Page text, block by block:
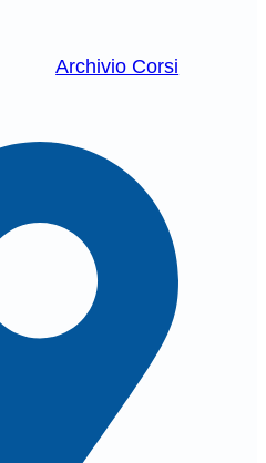
Archivio Corsi